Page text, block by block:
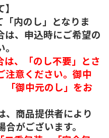
内のし」となりま
は、申込時にご希望の
、「のし不要」とさ
注意ください。御中
「御中元のし」をお
商品提供者により
がございます。